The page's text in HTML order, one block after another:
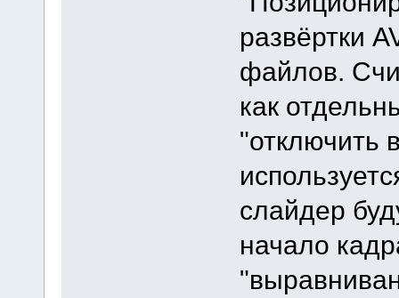
развёртки
файлов.
как
"отключить
слайдер
начало